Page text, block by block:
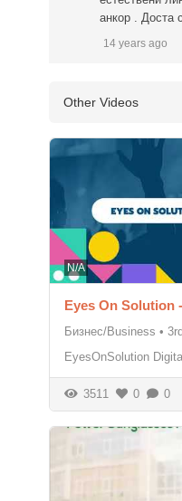
анкор . Доста
14 years ago
Other Videos
N/A
Eyes On Solution
Бизнес/Business •
EyesOnSolution
3511 0 0